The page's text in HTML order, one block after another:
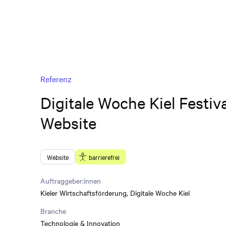
Referenz
Digitale Woche Kiel
Website
Website barrierefrei
Auftraggeber:innen
Kieler Wirtschaftsförderung, Digitale Woche Kiel
Branche
Technologie & Innovation